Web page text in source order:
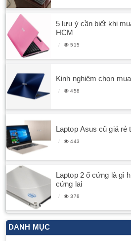
5 lưu ý cần biết khi
HCM
515
Kinh nghiệm chọn
458
Laptop Asus cũ giá rẻ
443
Laptop 2 ổ cứng là gì
cứng lai
378
DANH MỤC